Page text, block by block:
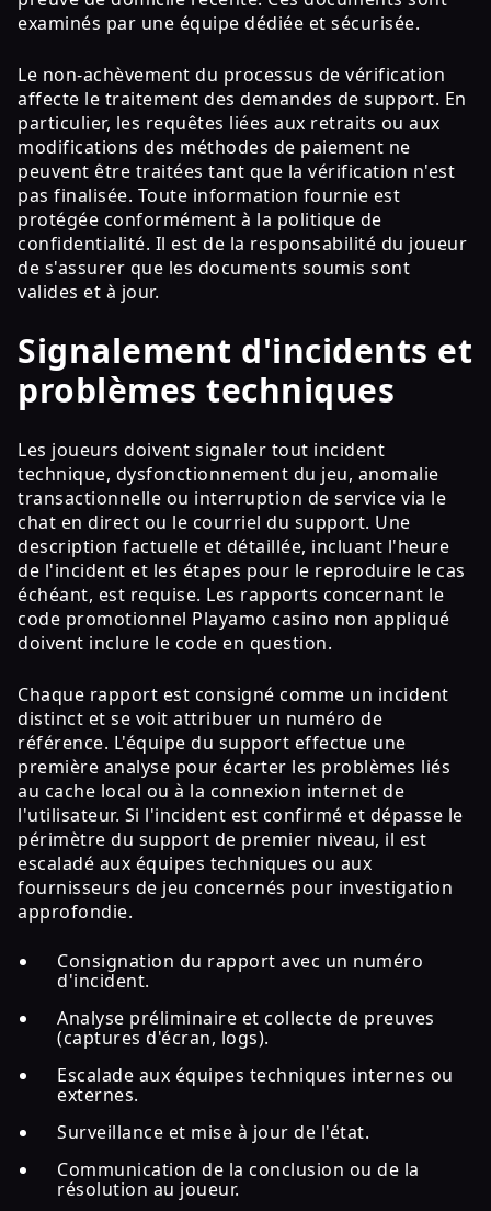
examinés par une équipe dédiée et sécurisée.
Le non-achèvement du processus de vérification
affecte le traitement des demandes de support. En
particulier, les requêtes liées aux retraits ou aux
modifications des méthodes de paiement ne
peuvent être traitées tant que la vérification n'est
pas finalisée. Toute information fournie est
protégée conformément à la politique de
confidentialité. Il est de la responsabilité du joueur
de s'assurer que les documents soumis sont
valides et à jour.
Signalement d'incidents et
problèmes techniques
Les joueurs doivent signaler tout incident
technique, dysfonctionnement du jeu, anomalie
transactionnelle ou interruption de service via le
chat en direct ou le courriel du support. Une
description factuelle et détaillée, incluant l'heure
de l'incident et les étapes pour le reproduire le cas
échéant, est requise. Les rapports concernant le
code promotionnel Playamo casino non appliqué
doivent inclure le code en question.
Chaque rapport est consigné comme un incident
distinct et se voit attribuer un numéro de
référence. L'équipe du support effectue une
première analyse pour écarter les problèmes liés
au cache local ou à la connexion internet de
l'utilisateur. Si l'incident est confirmé et dépasse le
périmètre du support de premier niveau, il est
escaladé aux équipes techniques ou aux
fournisseurs de jeu concernés pour investigation
approfondie.
Consignation du rapport avec un numéro
d'incident.
Analyse préliminaire et collecte de preuves
(captures d'écran, logs).
Escalade aux équipes techniques internes ou
externes.
Surveillance et mise à jour de l'état.
Communication de la conclusion ou de la
résolution au joueur.